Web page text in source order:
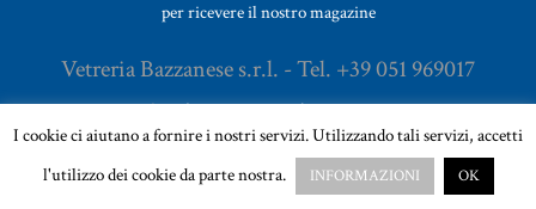
per ricevere il nostro magazine
Vetreria Bazzanese s.r.l. - Tel. +39 051 969017
Email:sales@vetreriabazzanese.com
I cookie ci aiutano a fornire i nostri servizi. Utilizzando tali servizi, accetti
l'utilizzo dei cookie da parte nostra.
INFORMAZIONI OK